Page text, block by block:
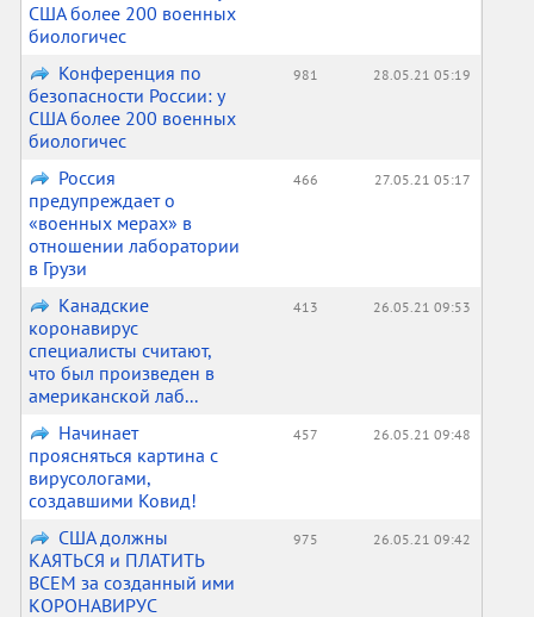
США более 200 военных
биологичес
Конференция по
безопасности России: у
США более 200 военных
биологичес
981 28.05.21 05:19
Россия
предупреждает о
«военных мерах» в
отношении лаборатории
в Грузи
466 27.05.21 05:17
Канадские
коронавирус
специалисты считают,
что был произведен в
американской лаб...
413 26.05.21 09:53
Начинает
проясняться картина с
вирусологами,
создавшими Ковид!
457 26.05.21 09:48
США должны
КАЯТЬСЯ и ПЛАТИТЬ
ВСЕМ за созданный ими
КОРОНАВИРУС
975 26.05.21 09:42